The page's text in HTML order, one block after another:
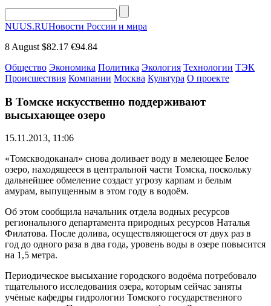
NUUS.RUНовости России и мира
8 August $82.17 €94.84
Общество Экономика Политика Экология Технологии ТЭК
Происшествия Компании Москва Культура О проекте
В Томске искусственно поддерживают
высыхающее озеро
15.11.2013, 11:06
«Томскводоканал» снова доливает воду в мелеющее Белое
озеро, находящееся в центральной части Томска, поскольку
дальнейшее обмеление создаст угрозу карпам и белым
амурам, выпущенным в этом году в водоём.
Об этом сообщила начальник отдела водных ресурсов
регионального департамента природных ресурсов Наталья
Филатова. После долива, осуществляющегося от двух раз в
год до одного раза в два года, уровень воды в озере повысится
на 1,5 метра.
Периодическое высыхание городского водоёма потребовало
тщательного исследования озера, которым сейчас заняты
учёные кафедры гидрологии Томского государственного